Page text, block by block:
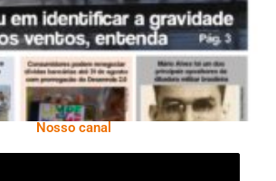
Nosso canal